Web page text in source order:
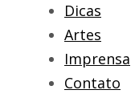
Dicas
Artes
Imprensa
Contato